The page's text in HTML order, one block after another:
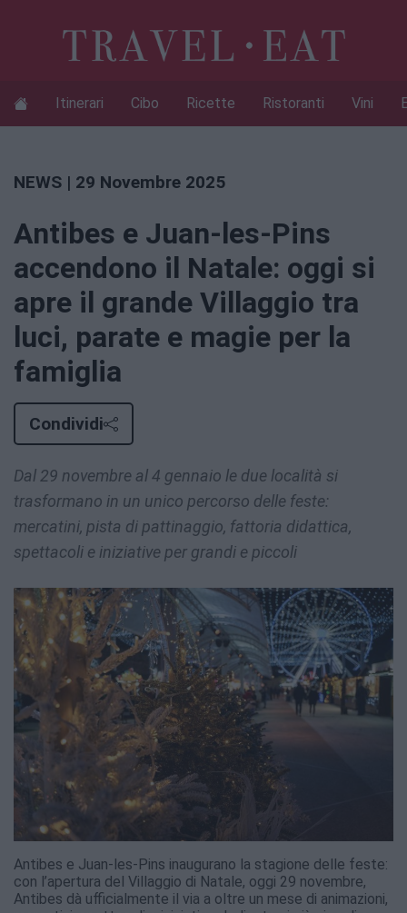
Itinerari Cibo Ricette Ristoranti Vini
NEWS | 29 Novembre 2025
Antibes e Juan-les-Pins
accendono il Natale: oggi si
apre il grande Villaggio tra
luci, parate e magie per la
famiglia
Condividi
Dal 29 novembre al 4 gennaio le due località si
trasformano in un unico percorso delle feste:
mercatini, pista di pattinaggio, fattoria didattica,
spettacoli e iniziative per grandi e piccoli
Antibes e Juan-les-Pins inaugurano la stagione delle feste:
con l’apertura del Villaggio di Natale, oggi 29 novembre,
Antibes dà ufficialmente il via a oltre un mese di animazioni,